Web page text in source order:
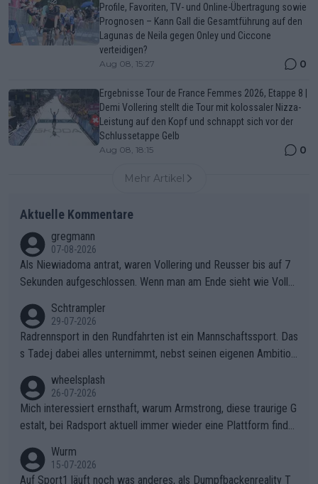
Profile, Favoriten, TV- und Online-Übertragung sowie
Prognosen – Kann Gall die Gesamtführung auf den
Lagunas de Neila gegen Onley und Ciccone
verteidigen?
Aug 08, 15:27 0
Ergebnisse Tour de France Femmes 2026, Etappe 8 |
Demi Vollering stellt die Tour mit kolossaler Nizza-
Leistung auf den Kopf und schnappt sich vor der
Schlussetappe Gelb
Aug 08, 18:15 0
Mehr Artikel
Aktuelle Kommentare
gregmann
07-08-2026
Als Niewiadoma antrat, waren Vollering und Reusser bis auf 7
Sekunden aufgeschlossen. Wenn man am Ende sieht wie Voller
ering die 7 Sekunden zu Niewiadoma nicht geschlossen hat un
d den Abstand hat anwachsen lassen. Ein schwerer taktischer
Fehler, der den Tour Sieg kosten wird.Diese Beobachtung trifft
Zögerlichkeit von Demi Vollering in diesem Moment war das e
ntscheidende Puzzleteil, das Katarzyna Niewiadoma die Tür z
um Gelben Trikot geöffnet hat.Das taktische Dilemma am Mon
t VentouxDie psychologische Falle: Vollering spekulierte in die
ser Phase darauf, dass Marlen Reusser im Gelben Trikot die N
achführarbeit leistet, um ihre Gesamtführung zu verteidigen.De
Schtrampler
29-07-2026
Radrennsport in den Rundfahrten ist ein Mannschaftssport. Das
s Tadej dabei alles unternimmt, nebst seinen eigenen Ambition
ganze Team auch mental stark zu machen und konkret am Erf
olg teilzuhaben, ist ihm ganz hoch anzurechnen. Das ist ein Zei
chen weit über den Radsport hinaus.
wheelsplash
26-07-2026
Mich interessiert ernsthaft, warum Armstrong, diese traurige G
estalt, bei Radsport aktuell immer wieder eine Plattform finde
Wurm
15-07-2026
Auf Sport1 läuft noch was anderes, als Dumpfbackenreality T